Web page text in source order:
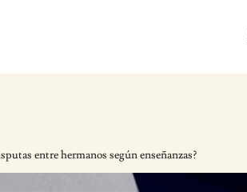
entre hermanos según enseñanzas?